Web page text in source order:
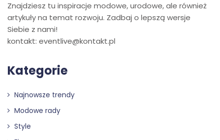
Znajdziesz tu inspiracje modowe, urodowe, ale również
artykuły na temat rozwoju. Zadbaj o lepszą wersje
Siebie z nami!
kontakt: eventlive@kontakt.pl
Kategorie
Najnowsze trendy
Modowe rady
Style